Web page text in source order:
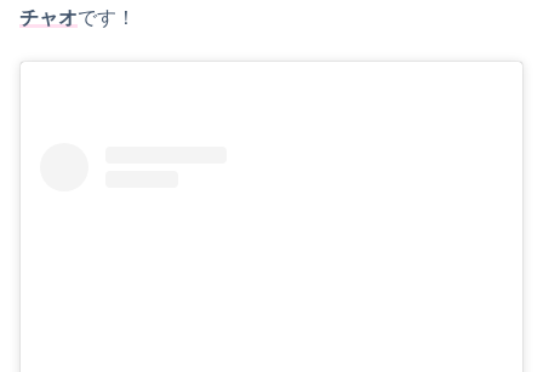
チャオです！